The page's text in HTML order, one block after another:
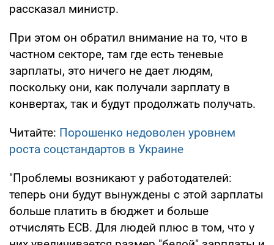
рассказал министр.
При этом он обратил внимание на то, что в
частном секторе, там где есть теневые
зарплаты, это ничего не дает людям,
поскольку они, как получали зарплату в
конвертах, так и будут продолжать получать.
Читайте: Порошенко недоволен уровнем
роста соцстандартов в Украине
"Проблемы возникают у работодателей:
теперь они будут вынуждены с этой зарплаты
больше платить в бюджет и больше
отчислять ЕСВ. Для людей плюс в том, что у